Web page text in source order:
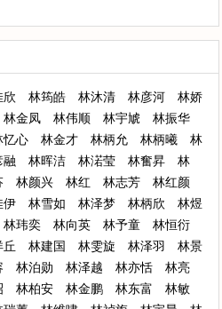
欣 林筠皓 林沐清 林彦河
林娇
林金凤 林伟顺 林宇虓
林振华
忆心 林金才 林柄允 林柄曦
林
融 林晖洁 林渃莹 林奮昇
林
林颜兴 林红 林志芳
林红颜
伊 林雪如 林泽梦 林柄欣
林煜
林玮奕 林向英 林予童
林恒衍
丘 林建国 林雯旋 林泽羽
林景
林泊勋 林泽越 林亦恬
林亮
林柏安 林金鹏 林东富
林敏